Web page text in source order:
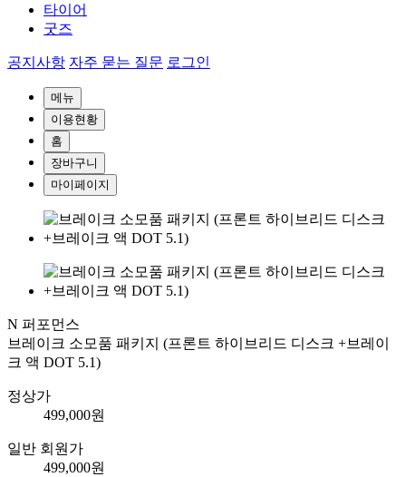
타이어
굿즈
공지사항 자주 묻는 질문 로그인
메뉴
이용현황
홈
장바구니
마이페이지
N 퍼포먼스
브레이크 소모품 패키지 (프론트 하이브리드 디스크 +브레이
크 액 DOT 5.1)
정상가
499,000원
일반 회원가
499,000원